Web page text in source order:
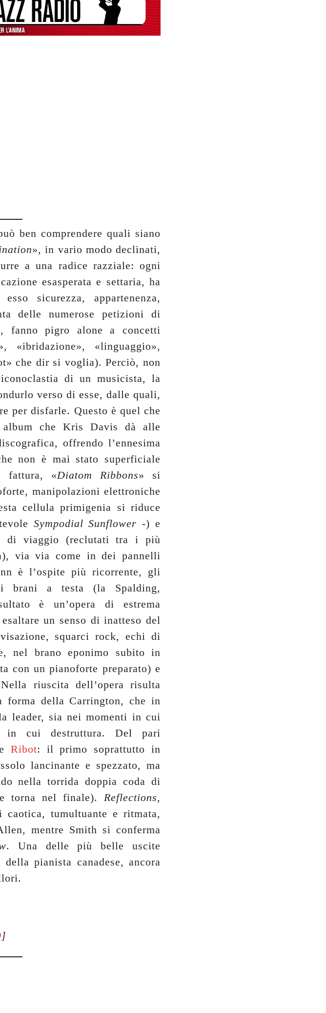
ben comprendere quali siano
», in vario modo declinati,
a una radice razziale: ogni
esasperata e settaria, ha
sicurezza, appartenenza,
delle numerose petizioni di
fanno pigro alone a concetti
«ibridazione», «linguaggio»,
che dir si voglia). Perciò, non
di un musicista, la
verso di esse, dalle quali,
per disfarle. Questo è quel che
album che Kris Davis dà alle
offrendo l’ennesima
non è mai stato superficiale
fattura, «Diatom Ribbons» si
manipolazioni elettroniche
cellula primigenia si riduce
Sympodial Sunflower -) e
di viaggio (reclutati tra i più
via via come in dei pannelli
è l’ospite più ricorrente, gli
brani a testa (la Spalding,
è un’opera di estrema
un senso di inatteso del
squarci rock, echi di
nel brano eponimo subito in
con un pianoforte preparato) e
riuscita dell’opera risulta
forma della Carrington, che in
leader, sia nei momenti in cui
in cui destruttura. Del pari
Ribot: il primo soprattutto in
lancinante e spezzato, ma
nella torrida doppia coda di
torna nel finale). Reflections,
caotica, tumultuante e ritmata,
mentre Smith si conferma
. Una delle più belle uscite
pianista canadese, ancora
]